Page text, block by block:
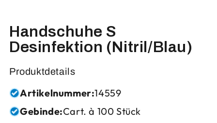
Handschuhe S
Desinfektion (Nitril/Blau)
Produktdetails
Artikelnummer:14559
Gebinde:Cart. à 100 Stück